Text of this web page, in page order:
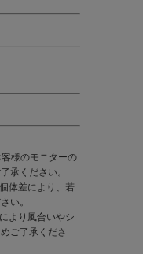
様のモニターの
承ください。
体差により、若
い。
より風合いやシ
ご了承くださ